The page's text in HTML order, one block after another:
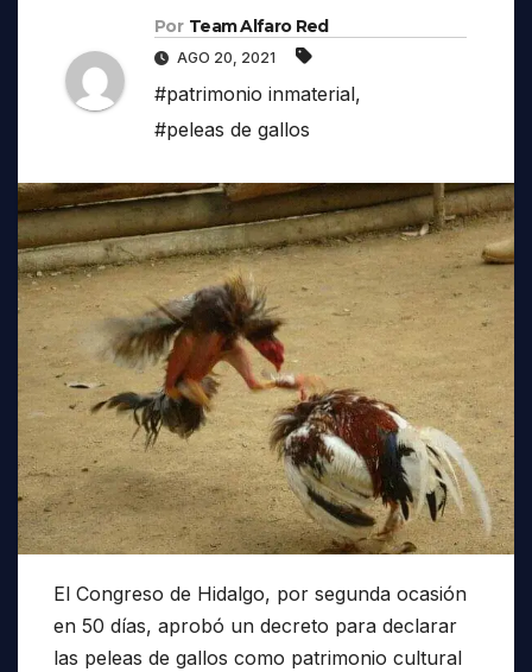
Por Team Alfaro Red
AGO 20, 2021
#patrimonio inmaterial,
#peleas de gallos
El Congreso de Hidalgo, por segunda ocasión
en 50 días, aprobó un decreto para declarar
las peleas de gallos como patrimonio cultural